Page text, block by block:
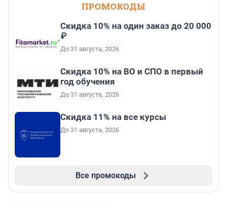
ПРОМОКОДЫ
Скидка 10% на один заказ до 20 000
₽
До 31 августа, 2026
Скидка 10% на ВО и СПО в первый
год обучения
До 31 августа, 2026
Скидка 11% на все курсы
До 31 августа, 2026
Все промокоды